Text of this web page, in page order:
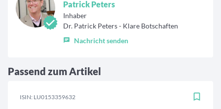
Patrick Peters
Inhaber
Dr. Patrick Peters - Klare Botschaften
Nachricht senden
Passend zum Artikel
ISIN: LU0153359632